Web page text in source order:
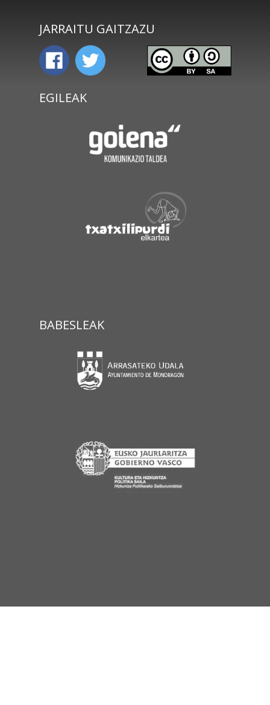
JARRAITU GAITZAZU
EGILEAK
BABESLEAK